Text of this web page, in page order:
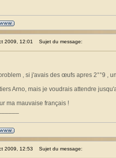
2009, 12:01 Sujet du message:
, si j'avais des œufs apres 2°°9 ,
Arno, mais je voudrais attendre
ma mauvaise français !
2009, 12:53 Sujet du message: